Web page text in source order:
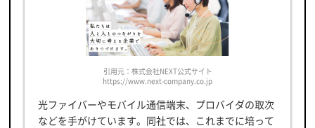
引用元：株式会社NEXT公式サイト
https://www.next-company.co.jp
光ファイバーやモバイル通信端末、プロバイダの取次
などを手がけています。同社では、これまでに培って